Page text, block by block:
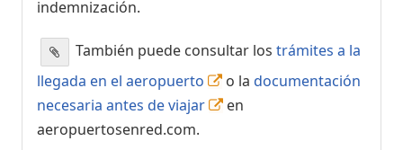
indemnización.
También puede consultar los trámites a la
llegada en el aeropuerto
o la documentación
necesaria antes de viajar
en
aeropuertosenred.com.